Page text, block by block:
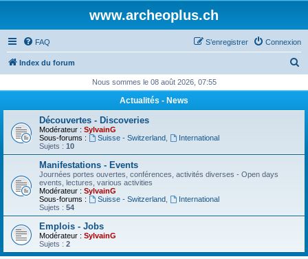
www.archeoplus.ch
FAQ Connexion
S’enregistrer
Index du forum
h
Nous sommes le 08 août 2026, 07:55
Actualités - News
Découvertes - Discoveries
Modérateur : SylvainG
Sous-forums :
Suisse - Switzerland,
International
Sujets : 10
Manifestations - Events
Journées portes ouvertes, conférences, activités diverses - Open days
events, lectures, various activities
Modérateur : SylvainG
Sous-forums :
Suisse - Switzerland,
International
Sujets : 54
Emplois - Jobs
Modérateur : SylvainG
Sujets : 2